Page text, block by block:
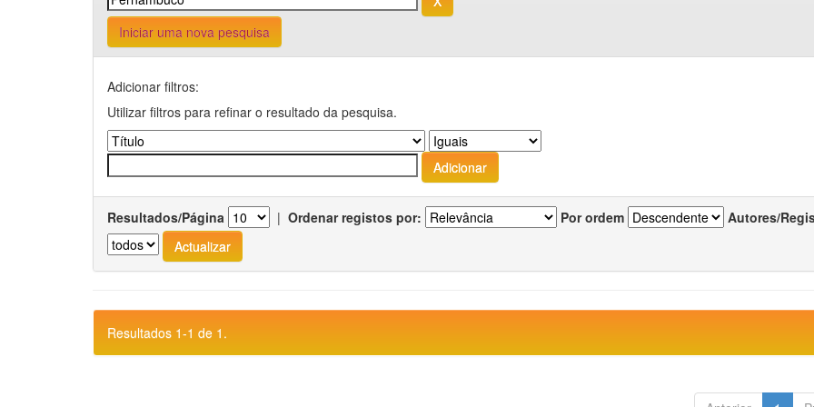
Iniciar uma nova pesquisa
Adicionar filtros:
Utilizar filtros para refinar o resultado da pesquisa.
Resultados/Página | Ordenar registos por: Por ordem Autores/
Resultados 1-1 de 1.